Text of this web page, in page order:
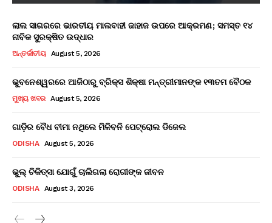
ଲାଲ ସାଗରରେ ଭାରତୀୟ ମାଲବାହୀ ଜାହାଜ ଉପରେ ଆକ୍ରମଣ; ସମସ୍ତ ୧୪
ନାବିକ ସୁରକ୍ଷିତ ଉଦ୍ଧାର
ଅନ୍ତର୍ଜାତୀୟ August 5, 2026
ଭୁବନେଶ୍ୱରରେ ଆଜିଠାରୁ ବ୍ରିକ୍ସ ଶିକ୍ଷା ମନ୍ତ୍ରୀମାନଙ୍କ ୧୩ତମ ବୈଠକ
ମୁଖ୍ୟ ଖବର August 5, 2026
ଗାଡ଼ିର ବୈଧ ବୀମା ନଥିଲେ ମିଳିବନି ପେଟ୍ରୋଲ ଡିଜେଲ
ODISHA August 5, 2026
ଭୁଲ୍ ଚିକିତ୍ସା ଯୋଗୁଁ ଚାଲିଗଲା ରୋଗୀଙ୍କ ଜୀବନ
ODISHA August 3, 2026